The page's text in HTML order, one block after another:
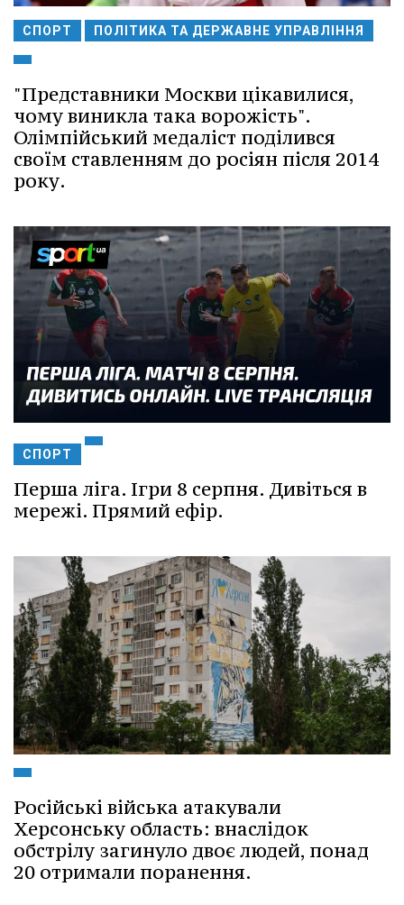
СПОРТ ПОЛІТИКА ТА ДЕРЖАВНЕ УПРАВЛІННЯ
"Представники Москви цікавилися,
чому виникла така ворожість".
Олімпійський медаліст поділився
своїм ставленням до росіян після 2014
року.
СПОРТ
Перша ліга. Ігри 8 серпня. Дивіться в
мережі. Прямий ефір.
Російські війська атакували
Херсонську область: внаслідок
обстрілу загинуло двоє людей, понад
20 отримали поранення.